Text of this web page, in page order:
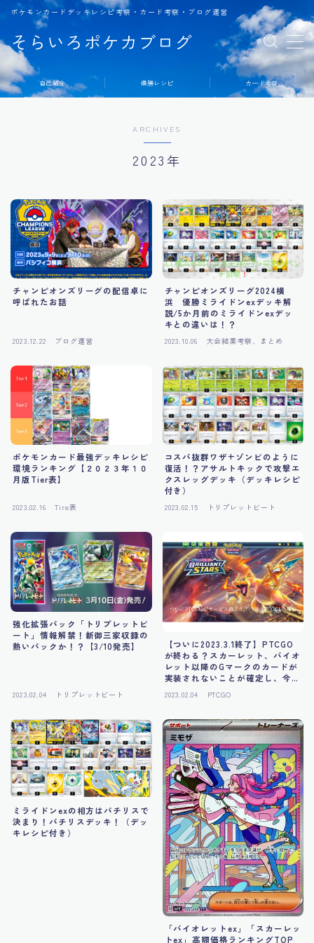
そらいろポケカブログ
ポケモンカードデッキレシピ考察・カード考察・ブログ運営
MENU
自己紹介 優勝レシピ カード考察
ARCHIVES
2023年
チャンピオンズリーグの配信卓に
呼ばれたお話
2023.12.22 ブログ運営
チャンピオンズリーグ2024横
浜 優勝ミライドンexデッキ解
説/5か月前のミライドンexデッ
キとの違いは！？
2023.10.06 大会結果考察、まとめ
ポケモンカード最強デッキレシピ
環境ランキング【２０２３年１０
月版Tier表】
2023.02.16 Tire表
コスパ抜群ワザ+ゾンビのように
復活！？アサルトキックで攻撃エ
クスレッグデッキ（デッキレシピ
付き）
2023.02.15 トリプレットビート
強化拡張パック「トリプレットビ
ート」情報解禁！新御三家収録の
熱いパックか！？【3/10発売】
2023.02.04 トリプレットビート
【ついに2023.3.1終了】PTCGO
が終わる？スカーレット、バイオ
レット以降のGマークのカードが
実装されないことが確定し、今後
2023.02.04 PTCGO
ミライドンexの相方はパチリスで
決まり！パチリスデッキ！（デッ
キレシピ付き）
「バイオレットex」「スカーレッ
トex」高額価格ランキングTOP